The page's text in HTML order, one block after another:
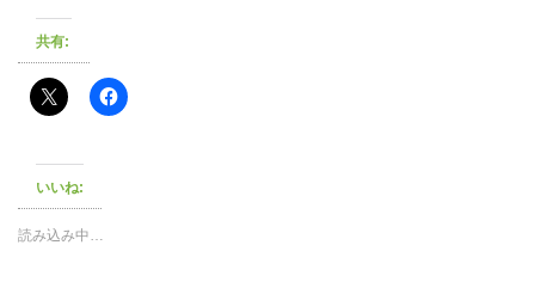
共有:
いいね:
読み込み中…